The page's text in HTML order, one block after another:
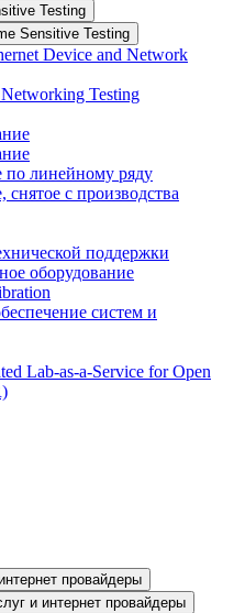
Testing
Sensitive Testing
Device and Network
Testing
по линейному ряду
снятое с производства
поддержки
оборудование
систем и
Lab-as-a-Service for Open
провайдеры
и интернет провайдеры